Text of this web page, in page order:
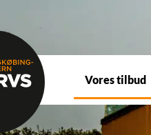
Vores tilbud